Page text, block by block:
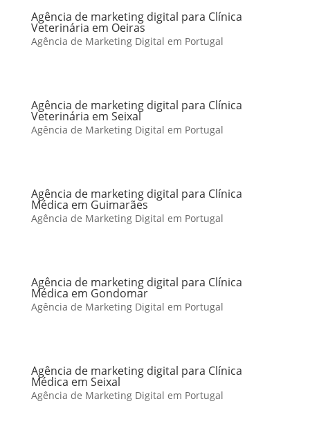
Agência de marketing digital para Clínica
Veterinária em Oeiras
Agência de Marketing Digital em Portugal
Agência de marketing digital para Clínica
Veterinária em Seixal
Agência de Marketing Digital em Portugal
Agência de marketing digital para Clínica
Médica em Guimarães
Agência de Marketing Digital em Portugal
Agência de marketing digital para Clínica
Médica em Gondomar
Agência de Marketing Digital em Portugal
Agência de marketing digital para Clínica
Médica em Seixal
Agência de Marketing Digital em Portugal